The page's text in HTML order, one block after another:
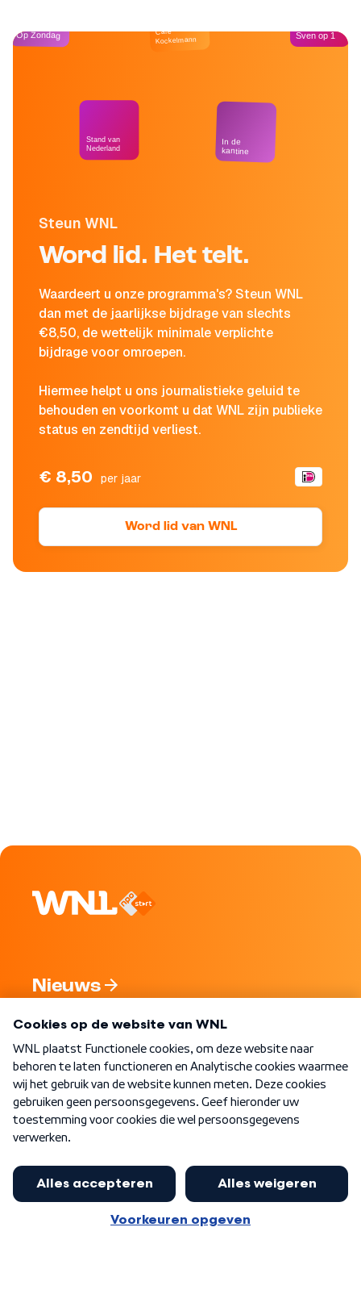
Steun WNL
Word lid. Het telt.
Waardeert u onze programma's? Steun WNL
dan met de jaarlijkse bijdrage van slechts
€8,50, de wettelijk minimale verplichte
bijdrage voor omroepen.
Hiermee helpt u ons journalistieke geluid te
behouden en voorkomt u dat WNL zijn publieke
status en zendtijd verliest.
€ 8,50 per jaar
Word lid van WNL
Op Zondag
Stand van
Nederland
Café
Kockelmann
In de
kantine
Sven op 1
Nieuws
Nieuwsbrief
Word Lid